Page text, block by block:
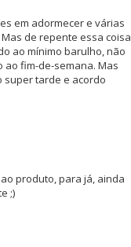
em adormecer e várias
de repente essa coisa
ao mínimo barulho, não
fim-de-semana. Mas
super tarde e acordo
produto, para já, ainda
;)